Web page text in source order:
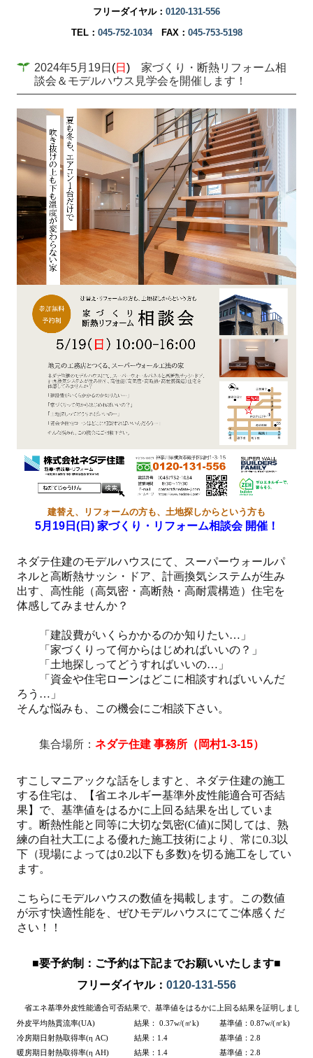
フリーダイヤル： 0120-131-556
TEL： 045-752-1034FAX： 045-753-5198
2024年5月19日 (日) 家づくり・断熱リフォーム相
談会＆モデルハウス見学会を開催します！
建替え、リフォームの方も、土地探しからという方も
5月19日(日) 家づくり・リフォーム相談会 開催！
ネダテ住建のモデルハウスにて、スーパーウォールパ
ネルと高断熱サッシ・ドア、計画換気システムが生み
出す、高性能（高気密・高断熱・高耐震構造）住宅を
体感してみませんか？
「建設費がいくらかかるのか知りたい…」
「家づくりって何からはじめればいいの？」
「土地探しってどうすればいいの…」
「資金や住宅ローンはどこに相談すればいいんだ
ろう…」
そんな悩みも、この機会にご相談下さい。
集合場所：ネダテ住建 事務所（岡村1-3-15）
すこしマニアックな話をしますと、ネダテ住建の施工
する住宅は、【省エネルギー基準外皮性能適合可否結
果】で、基準値をはるかに上回る結果を出していま
す。断熱性能と同等に大切な気密(C値)に関しては、熟
練の自社大工による優れた施工技術により 、常に0.3以
下（現場によっては0.2以下も多数)を切る施工をしてい
ます。
こちらにモデルハウスの数値を掲載します。この数値
が示す快適性能を、ぜひモデルハウスにてご体感くだ
さい！！
■要予約制：ご予約は下記までお願いいたします■
フリーダイヤル： 0120-131-556
省エネ基準外皮性能適合可否結果で、基準値をはるかに上回る結果を証明しました
外皮平均熱貫流率(UA) 結果：0.37w/(㎡k) 基準値：0.87w/(㎡k)
冷房期日射熱取得率(η AC) 結果： 1.4 基準値：2.8
暖房期日射熱取得率(η AH) 結果： 1.4 基準値：2.8